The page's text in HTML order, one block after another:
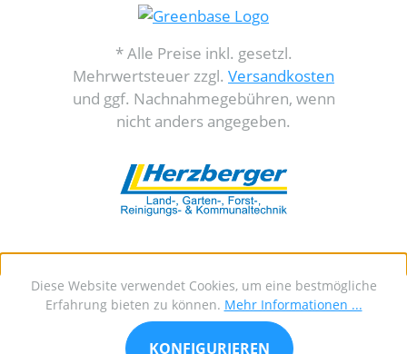
* Alle Preise inkl. gesetzl.
Mehrwertsteuer zzgl. Versandkosten
und ggf. Nachnahmegebühren, wenn
nicht anders angegeben.
Diese Website verwendet Cookies, um eine bestmögliche
Erfahrung bieten zu können. Mehr Informationen ...
KONFIGURIEREN